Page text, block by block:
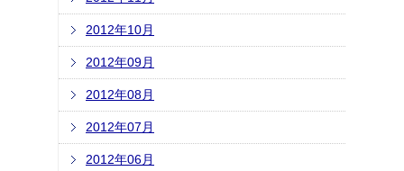
2012年10月
2012年09月
2012年08月
2012年07月
2012年06月